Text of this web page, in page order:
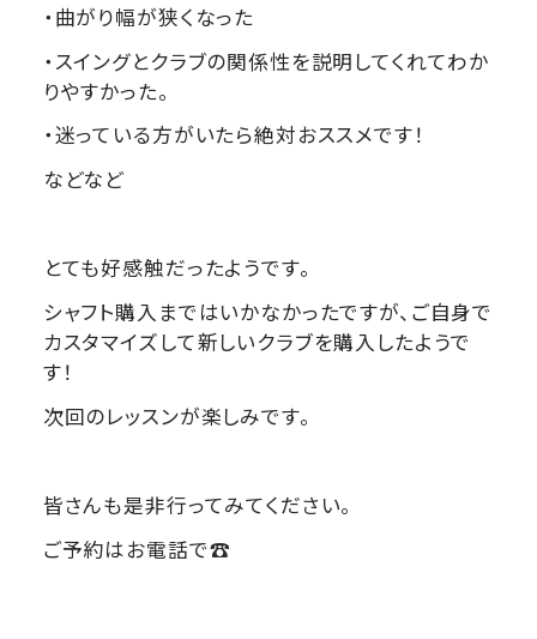
・曲がり幅が狭くなった
・スイングとクラブの関係性を説明してくれてわか
りやすかった。
・迷っている方がいたら絶対おススメです！
などなど
とても好感触だったようです。
シャフト購入まではいかなかったですが、ご自身で
カスタマイズして新しいクラブを購入したようで
す！
次回のレッスンが楽しみです。
皆さんも是非行ってみてください。
ご予約はお電話で☎